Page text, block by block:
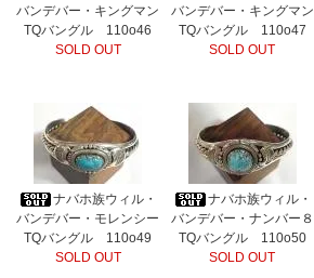
バンデバー・キングマン
TQバングル 110o46
SOLD OUT
バンデバー・キングマン
TQバングル 110o47
SOLD OUT
ナバホ族ウィル・
バンデバー・モレンシー
TQバングル 110o49
SOLD OUT
ナバホ族ウィル・
バンデバー・ナンバー８
TQバングル 110o50
SOLD OUT